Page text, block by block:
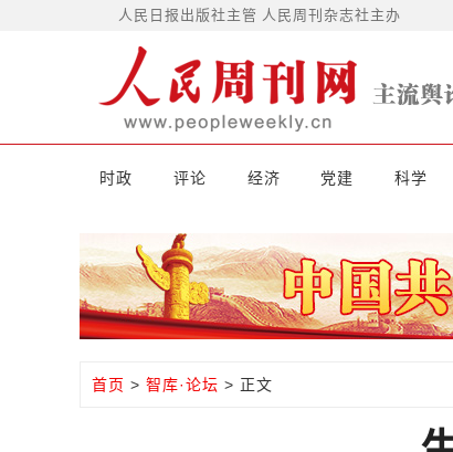
人民日报出版社主管 人民周刊杂志社主办
时政 评论 经济 党建 科学
首页 > 智库·论坛 > 正文